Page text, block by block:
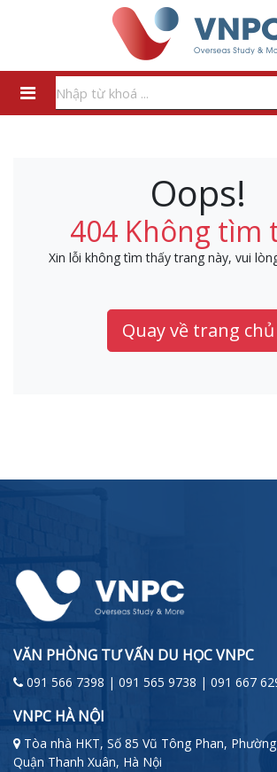
Oops!
404 Không tìm
Xin lỗi không tìm thấy trang này, vui
Quay về trang chủ
VĂN PHÒNG TƯ VẤN DU HỌC VNPC
091 566 7398 | 091 565 9738 | 091 667
VNPC HÀ NỘI
Tòa nhà HKT, Số 85 Vũ Tông Phan,
Quận Thanh Xuân, Hà Nội